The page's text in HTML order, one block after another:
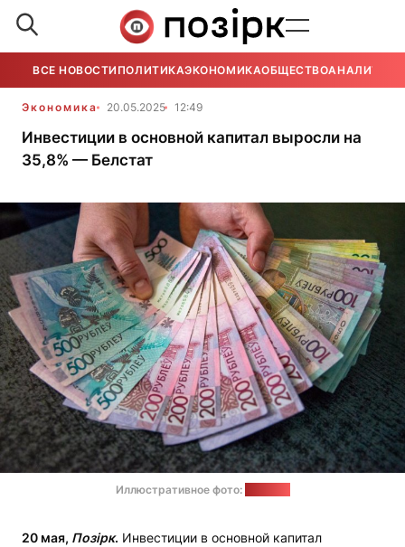
ВСЕ НОВОСТИ ПОЛИТИКАЭКОНОМИКАОБЩЕСТВОАНАЛИТИКА
Экономика 20.05.2025 12:49
Инвестиции в основной капитал выросли на
35,8% — Белстат
Иллюстративное фото:
20 мая, Позірк. Инвестиции в основной капитал